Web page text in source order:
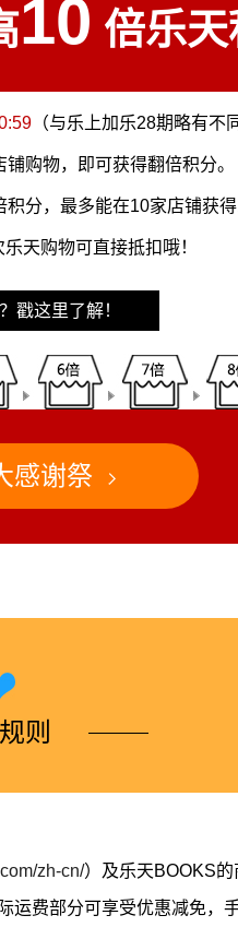
10 倍乐天
（与乐上加乐28期略有不
购物，即可获得翻倍积分。
分，最多能在10家店铺获得
天购物可直接抵扣哦！
戳这里了解！
感谢祭
则
zh-cn/）及乐天BOOKS的
费部分可享受优惠减免，